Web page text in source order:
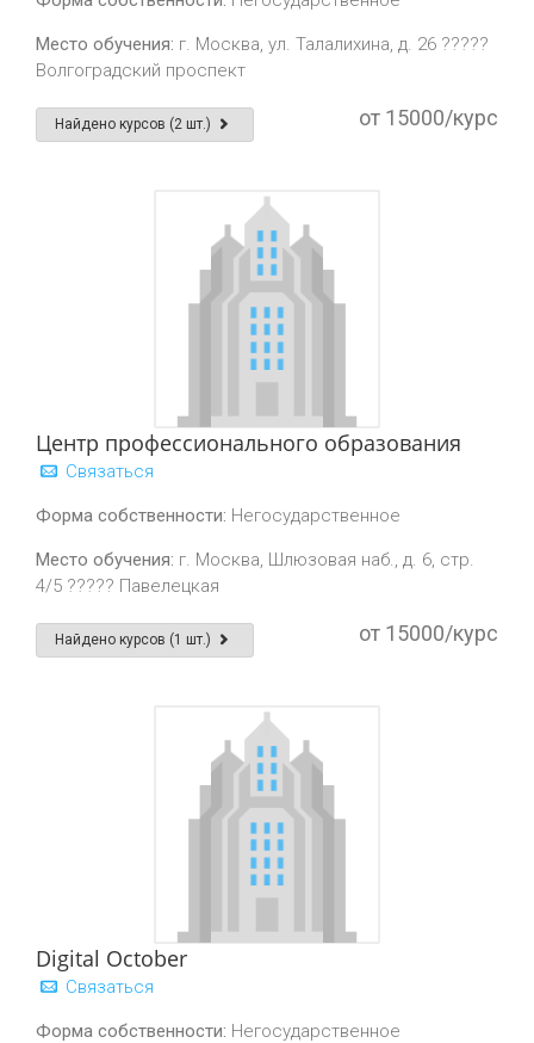
Место обучения: г. Москва, ул. Талалихина, д. 26 ?????
Волгоградский проспект
Найдено курсов (2 шт.) от 15000/курс
Центр профессионального образования
Связаться
Форма собственности: Негосударственное
Место обучения: г. Москва, Шлюзовая наб., д. 6, стр.
4/5 ????? Павелецкая
Найдено курсов (1 шт.) от 15000/курс
Digital October
Связаться
Форма собственности: Негосударственное